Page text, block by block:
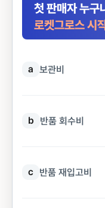
첫 판매자 누구
로켓그로스 시
a 보관비
b 반품 회수비
c 반품 재입고비